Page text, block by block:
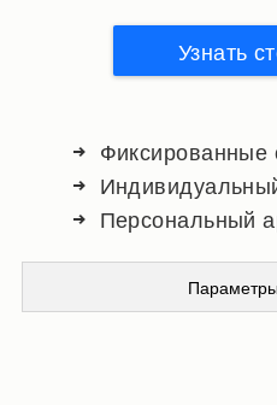
Узнать
Фиксированные
Персональный